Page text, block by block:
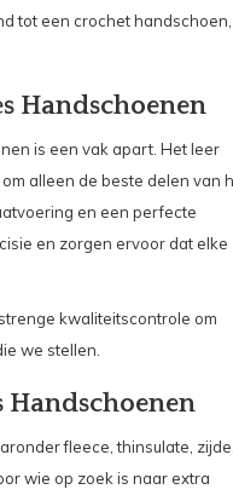
tot een crochet
Handschoenen
is een vak apart. Het leer
alleen de beste delen van
en een perfecte
en zorgen ervoor dat elke
kwaliteitscontrole om
we stellen.
Handschoenen
fleece, thinsulate, zijde,
wie op zoek is naar extra